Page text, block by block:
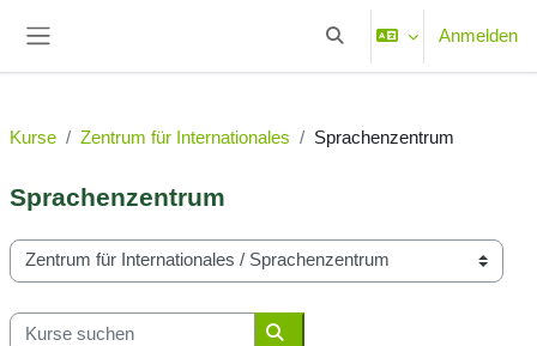
Sucheingabe umschalten
Anmelden
Kurse Zentrum für Internationales Sprachenzentrum
Sprachenzentrum
Kursbereiche
Kurse suchen